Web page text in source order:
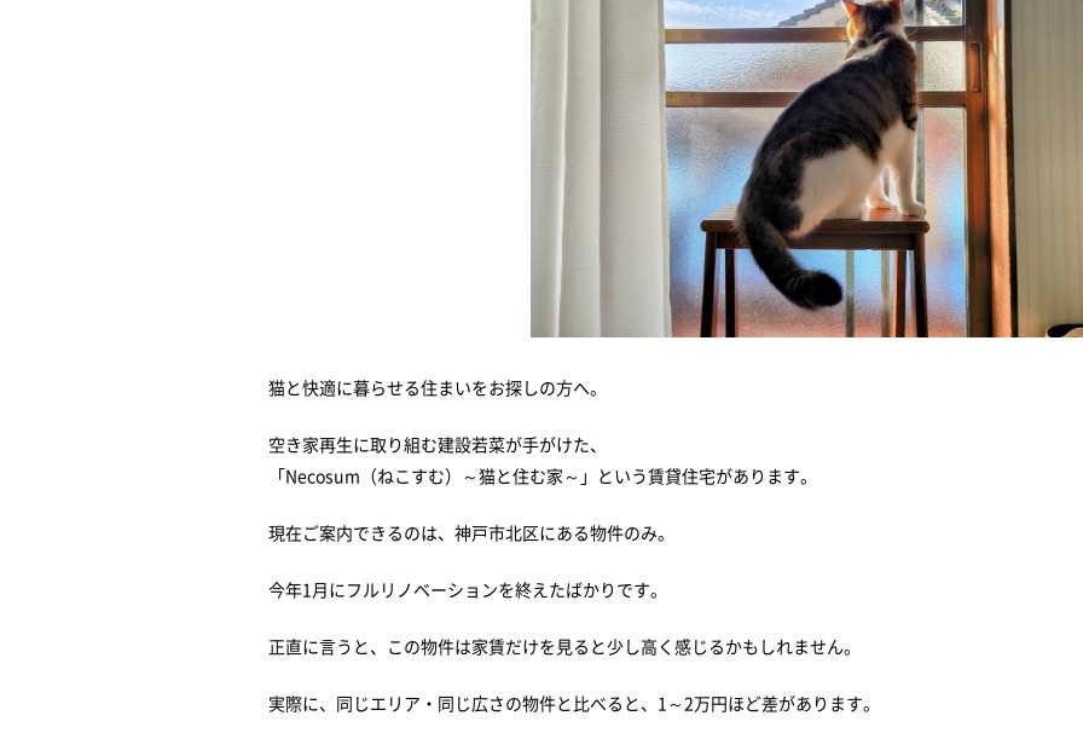
猫と快適に暮らせる住まいをお探しの方へ。
空き家再生に取り組む建設若菜が手がけた、
「Necosum（ねこすむ）～猫と住む家～」という賃貸住宅があります。
現在ご案内できるのは、神戸市北区にある物件のみ。
今年1月にフルリノベーションを終えたばかりです。
正直に言うと、この物件は家賃だけを見ると少し高く感じるかもしれません。
実際に、同じエリア・同じ広さの物件と比べると、1～2万円ほど差があります。